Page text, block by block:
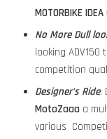
MOTORBIKE
No More Dull
looking
competition
Designer's Ride.
MotoZaaa a
various